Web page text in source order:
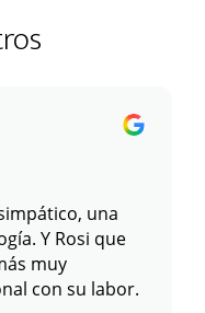
una
Y Rosi que
muy
con su labor.